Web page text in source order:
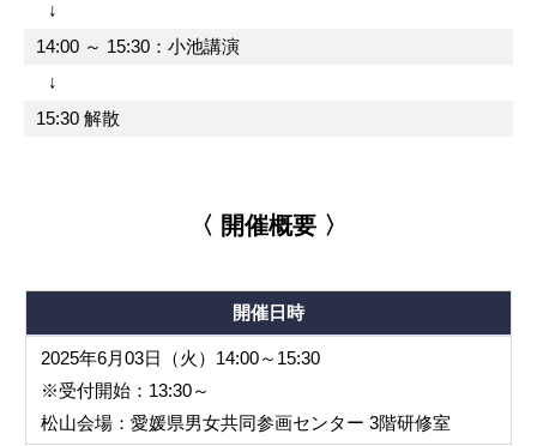
↓
14:00 ～ 15:30：小池講演
↓
15:30 解散
〈 開催概要 〉
開催日時
2025年6月03日（火）14:00～15:30
※受付開始：13:30～
松山会場：愛媛県男女共同参画センター 3階研修室